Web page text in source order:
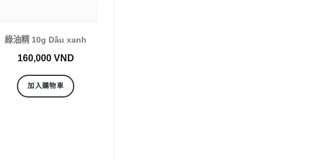
綠油精 10g Dầu xanh
160,000 VND
加入購物車